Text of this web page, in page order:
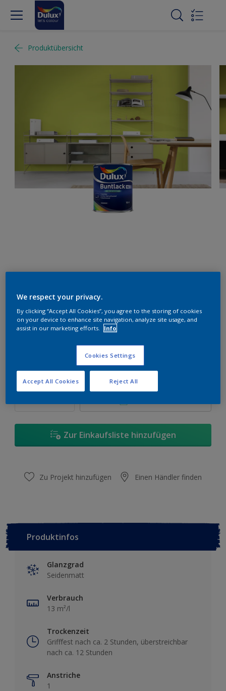
Produktübersicht
Clear Green A60
Farbe ändern
Menge Wieviel Farbe wird benötigt?
Zur Einkaufsliste hinzufügen
Zu Projekt hinzufügen Einen Händler finden
Produktinfos
Glanzgrad
Seidenmatt
Verbrauch
13 m²/l
Trockenzeit
Grifffest nach ca. 2 Stunden, überstreichbar
nach ca. 12 Stunden
Anstriche
1
We respect your privacy.
By clicking “Accept All Cookies”, you agree to the storing of cookies
on your device to enhance site navigation, analyze site usage, and
assist in our marketing efforts.
Info
Cookies Settings
Reject All
Accept All Cookies